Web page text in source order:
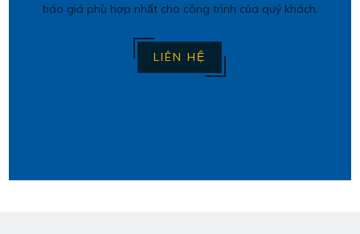
báo giá phù hợp nhất cho công trình của quý khách.
LIÊN HỆ